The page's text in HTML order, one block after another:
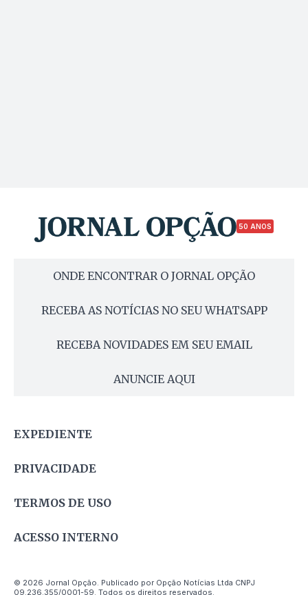
50 ANOS
ONDE ENCONTRAR O JORNAL OPÇÃO
RECEBA AS NOTÍCIAS NO SEU WHATSAPP
RECEBA NOVIDADES EM SEU EMAIL
ANUNCIE AQUI
EXPEDIENTE
PRIVACIDADE
TERMOS DE USO
ACESSO INTERNO
© 2026 Jornal Opção. Publicado por Opção Notícias Ltda CNPJ
09.236.355/0001-59. Todos os direitos reservados.